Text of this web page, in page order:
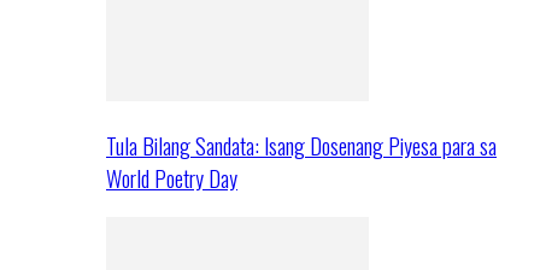
Tula Bilang Sandata: Isang Dosenang Piyesa para sa
World Poetry Day